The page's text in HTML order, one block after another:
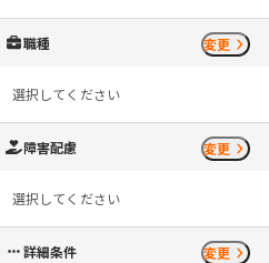
職種 変更
選択してください
障害配慮 変更
選択してください
詳細条件 変更